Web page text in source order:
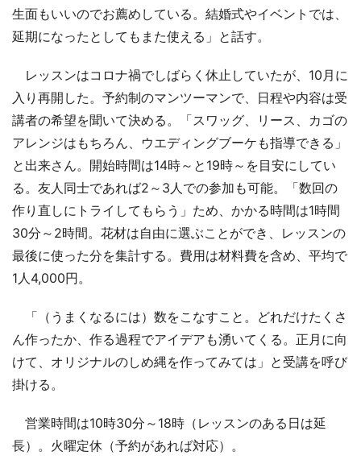
生面もいいのでお薦めしている。結婚式やイベントでは、
延期になったとしてもまた使える」と話す。
レッスンはコロナ禍でしばらく休止していたが、10月に
入り再開した。予約制のマンツーマンで、日程や内容は受
講者の希望を聞いて決める。「スワッグ、リース、カゴの
アレンジはもちろん、ウエディングブーケも指導できる」
と出来さん。開始時間は14時～と19時～を目安にしてい
る。友人同士であれば2～3人での参加も可能。「数回の
作り直しにトライしてもらう」ため、かかる時間は1時間
30分～2時間。花材は自由に選ぶことができ、レッスンの
最後に使った分を集計する。費用は材料費を含め、平均で
1人4,000円。
「（うまくなるには）数をこなすこと。どれだけたくさ
ん作ったか、作る過程でアイデアも湧いてくる。正月に向
けて、オリジナルのしめ縄を作ってみては」と受講を呼び
掛ける。
営業時間は10時30分～18時（レッスンのある日は延
長）。火曜定休（予約があれば対応）。